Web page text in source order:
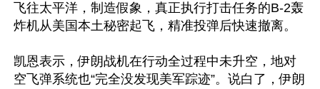
飞往太平洋，制造假象，真正执行打击任务的B-2轰
炸机从美国本土秘密起飞，精准投弹后快速撤离。
凯恩表示，伊朗战机在行动全过程中未升空，地对
空飞弹系统也“完全没发现美军踪迹”。说白了，伊朗